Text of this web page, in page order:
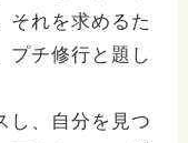
それを求めるた
プチ修行と題し
し、自分を見つ